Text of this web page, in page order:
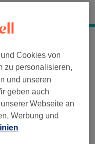
0 Bewertung
Cookies von
zu personalisieren,
und unseren
geben auch
Webseite an
Werbung und